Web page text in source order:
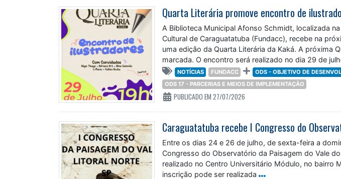
A Biblioteca Municipal Afonso Schmidt, localizada
Cultural de Caraguatatuba (Fundacc), recebe na
uma edição da Quarta Literária da Kaká. A próxima
marcada. O encontro será realizado no dia 29 de
NOTÍCIAS FUNDACC
ODS - OBJETIVO DE
ODS 17 - PARCERIAS E MEIOS DE IMPLEMENTAÇÃO
PUBLICADO EM 27/07/2026
Entre os dias 24 e 26 de julho, de sexta-feira a
Congresso do Observatório da Paisagem do Vale
realizado no Centro Universitário Módulo, no bairro
inscrição pode ser realizada